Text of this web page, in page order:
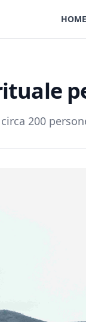
HOME
200